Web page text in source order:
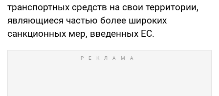
транспортных средств на свои территории,
являющиеся частью более широких
санкционных мер, введенных ЕС.